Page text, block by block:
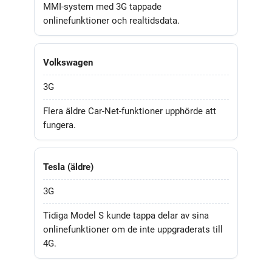
MMI-system med 3G tappade
onlinefunktioner och realtidsdata.
Volkswagen
3G
Flera äldre Car-Net-funktioner upphörde att
fungera.
Tesla (äldre)
3G
Tidiga Model S kunde tappa delar av sina
onlinefunktioner om de inte uppgraderats till
4G.